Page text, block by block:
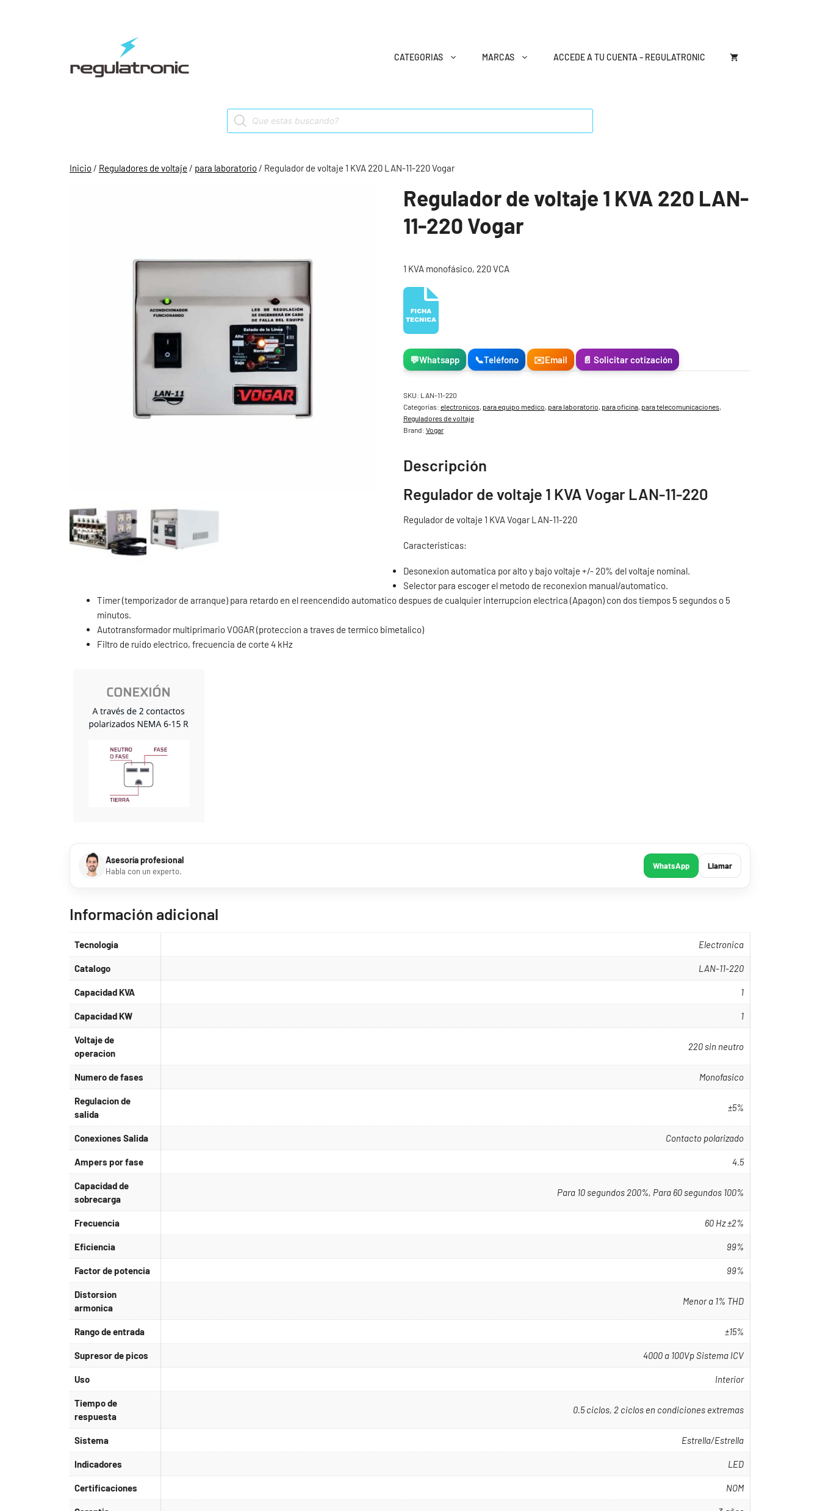
CATEGORIAS MARCAS ACCEDE A TU CUENTA – REGULATRONIC
Products
search
Inicio / Reguladores de voltaje / para laboratorio / Regulador de voltaje 1 KVA 220 LAN-11-220 Vogar
Regulador de voltaje 1 KVA 220 LAN-
11-220 Vogar
1 KVA monofásico, 220 VCA
💬Whatsapp 📞Teléfono ✉️Email 📄 Solicitar cotización
SKU: LAN-11-220
Categorías: electronicos para equipo medico para laboratorio para oficina, para telecomunicaciones
Reguladores de voltaje
Brand: Vogar
Descripción
Regulador de voltaje 1 KVA Vogar LAN-11-220
Regulador de voltaje 1 KVA Vogar LAN-11-220
Caracteristicas:
Desonexion automatica por alto y bajo voltaje +/- 20% del voltaje nominal.
Selector para escoger el metodo de reconexion manual/automatico.
Timer (temporizador de arranque) para retardo en el reencendido automatico despues de cualquier interrupcion electrica (Apagon) con dos tiempos 5 segundos o 5
minutos.
Autotransformador multiprimario VOGAR (proteccion a traves de termico bimetalico)
Filtro de ruido electrico, frecuencia de corte 4 kHz
Asesoría profesional
Habla con un experto.
WhatsApp Llamar
Información adicional
Tecnologia Electronica
Catalogo LAN-11-220
Capacidad KVA 1
Capacidad KW 1
Voltaje de
operacion
220 sin neutro
Numero de fases Monofasico
Regulacion de
salida
±5%
Conexiones Salida Contacto polarizado
Ampers por fase 4.5
Capacidad de
sobrecarga
Para 10 segundos 200%, Para 60 segundos 100%
Frecuencia 60 Hz ±2%
Eficiencia 99%
Factor de potencia 99%
Distorsion
armonica
Menor a 1% THD
Rango de entrada ±15%
Supresor de picos 4000 a 100Vp Sistema ICV
Uso Interior
Tiempo de
respuesta
0.5 ciclos, 2 ciclos en condiciones extremas
Sistema Estrella/Estrella
Indicadores LED
Certificaciones NOM